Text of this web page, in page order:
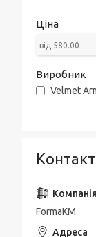
Ціна
Виробник
Velmet
FormaKM